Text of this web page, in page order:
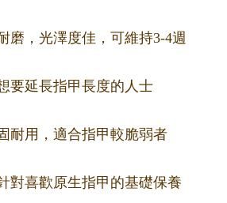
磨，光澤度佳，可維持3-4週
要延長指甲長度的人士
耐用，適合指甲較脆弱者
對喜歡原生指甲的基礎保養